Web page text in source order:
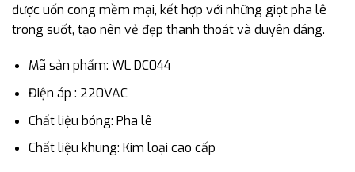
được uốn cong mềm mại, kết hợp với những giọt pha lê
trong suốt, tạo nên vẻ đẹp thanh thoát và duyên dáng.
Mã sản phẩm: WL DC044
Điện áp : 220VAC
Chất liệu bóng: Pha lê
Chất liệu khung: Kim loại cao cấp